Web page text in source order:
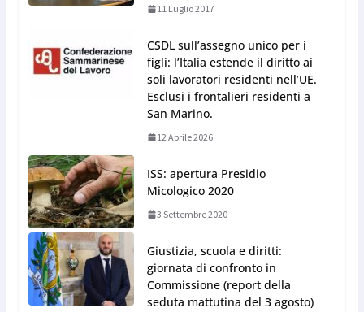
11 Luglio 2017
CSDL sull’assegno unico per i
figli: l’Italia estende il diritto ai
soli lavoratori residenti nell’UE.
Esclusi i frontalieri residenti a
San Marino.
12 Aprile 2026
ISS: apertura Presidio
Micologico 2020
3 Settembre 2020
Giustizia, scuola e diritti:
giornata di confronto in
Commissione (report della
seduta mattutina del 3 agosto)